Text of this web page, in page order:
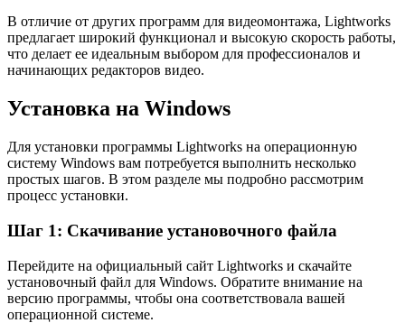
В отличие от других программ для видеомонтажа, Lightworks
предлагает широкий функционал и высокую скорость работы,
что делает ее идеальным выбором для профессионалов и
начинающих редакторов видео.
Установка на Windows
Для установки программы Lightworks на операционную
систему Windows вам потребуется выполнить несколько
простых шагов. В этом разделе мы подробно рассмотрим
процесс установки.
Шаг 1: Скачивание установочного файла
Перейдите на официальный сайт Lightworks и скачайте
установочный файл для Windows. Обратите внимание на
версию программы, чтобы она соответствовала вашей
операционной системе.